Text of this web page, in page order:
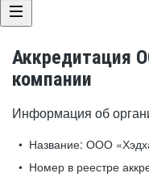
Аккредитация
компании
Информация об
Название: ООО
Номер в реестре